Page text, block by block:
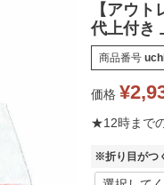
【アウ
代上付き
商品番号
価格 ¥
★12時まで
※折り目がつ